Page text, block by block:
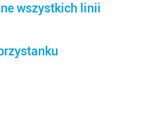
wszystkich linii